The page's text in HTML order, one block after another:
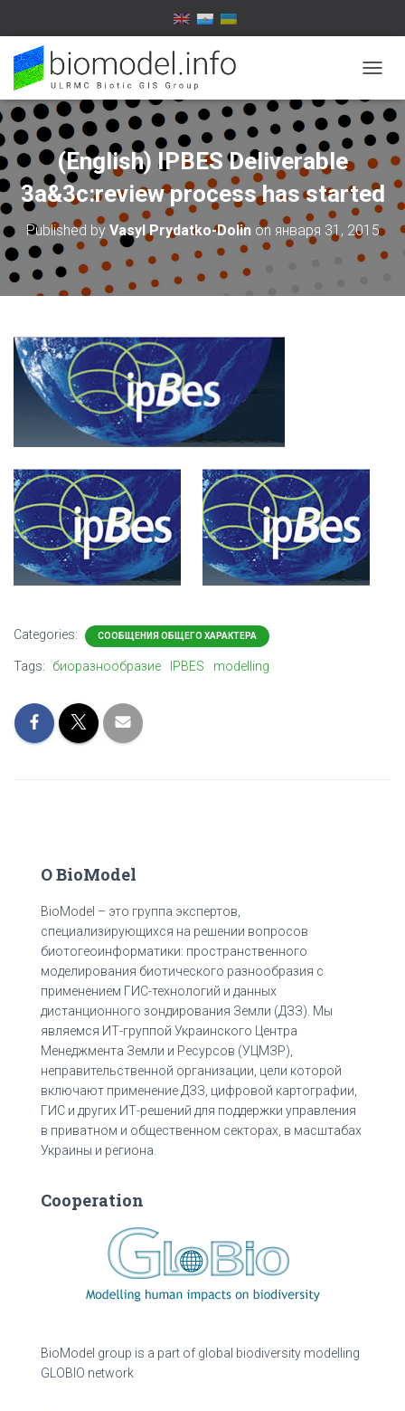
O
G
G
E
N
A
I
(English) IPBES Deliverable
3a&3c:review process has started
Published by Vasyl Prydatko-Dolinon января 31, 2015
Categories: СООБЩЕНИЯ ОБЩЕГО ХАРАКТЕРА
Tags: биоразнообразие IPBES modelling
О BioModel
BioModel – это группа экспертов,
специализирующихся на решении вопросов
биотогеоинформатики: пространственного
моделирования биотического разнообразия с
применением ГИС-технологий и данных
дистанционного зондирования Земли (ДЗЗ). Мы
являемся ИТ-группой Украинского Центра
Менеджмента Земли и Ресурсов (УЦМЗР),
неправительственной организации, цели которой
включают применение ДЗЗ, цифровой картографии,
ГИС и других ИТ-решений для поддержки управления
в приватном и общественном секторах, в масштабах
Украины и региона.
Cooperation
BioModel group is a part of global biodiversity modelling
GLOBIO network